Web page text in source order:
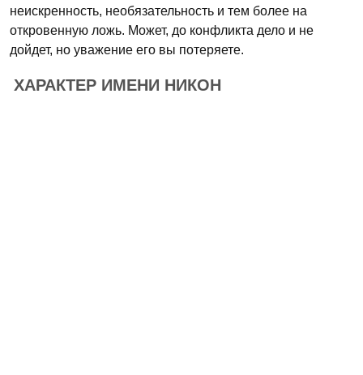
неискренность, необязательность и тем более на
откровенную ложь. Может, до конфликта дело и не
дойдет, но уважение его вы потеряете.
ХАРАКТЕР ИМЕНИ НИКОН